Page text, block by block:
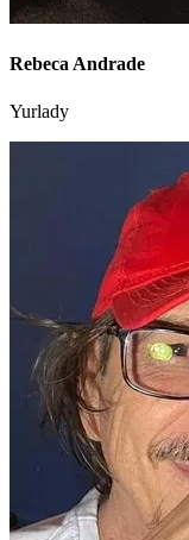
Rebeca Andrade
Yurlady